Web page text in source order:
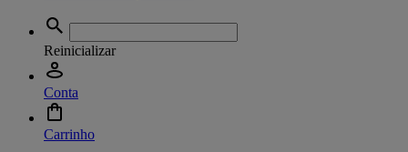
Reinicializar
Conta
Carrinho